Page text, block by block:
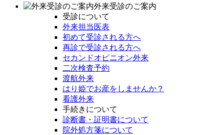
外来受診のご案内
受診について
外来担当医表
初めて受診される方へ
再診で受診される方へ
セカンドオピニオン外来
二次検査予約
渡航外来
はり姫でお産をしませんか？
看護外来
手続きについて
診断書・証明書について
院外処方箋について